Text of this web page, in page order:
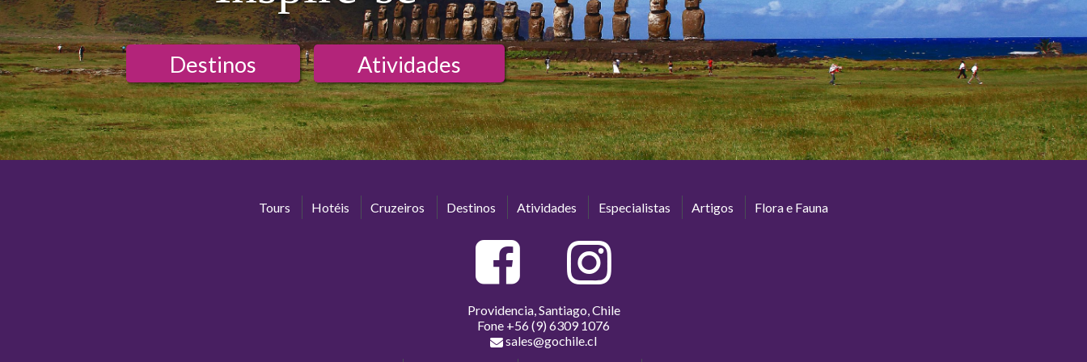
Destinos Atividades
Tours Hotéis Cruzeiros Destinos Atividades Especialistas Artigos Flora e Fauna
Providencia, Santiago, Chile
Fone +56 (9) 6309 1076
sales@gochile.cl